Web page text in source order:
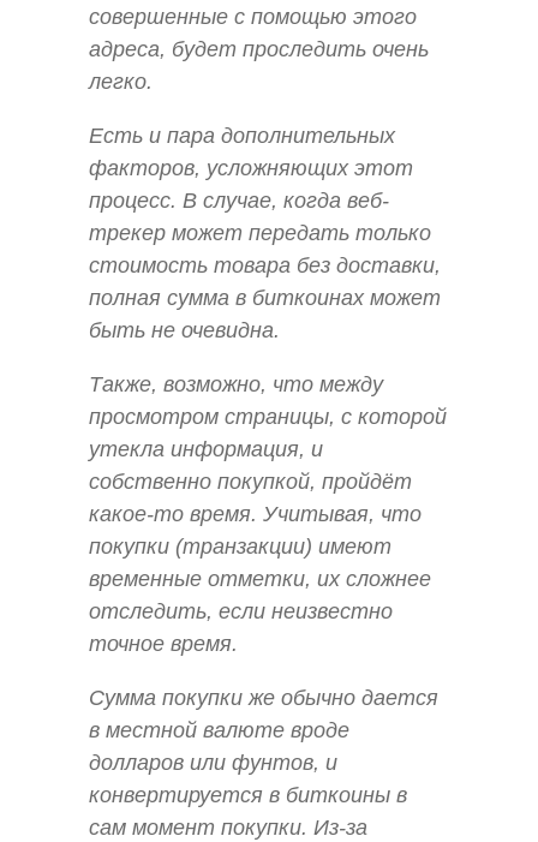
совершенные с помощью этого
адреса, будет проследить очень
легко.
Есть и пара дополнительных
факторов, усложняющих этот
процесс. В случае, когда веб-
трекер может передать только
стоимость товара без доставки,
полная сумма в биткоинах может
быть не очевидна.
Также, возможно, что между
просмотром страницы, с которой
утекла информация, и
собственно покупкой, пройдёт
какое-то время. Учитывая, что
покупки (транзакции) имеют
временные отметки, их сложнее
отследить, если неизвестно
точное время.
Сумма покупки же обычно дается
в местной валюте вроде
долларов или фунтов, и
конвертируется в биткоины в
сам момент покупки. Из-за